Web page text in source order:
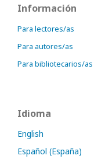
Información
Para lectores/as
Para autores/as
Para bibliotecarios/as
Idioma
English
Español (España)